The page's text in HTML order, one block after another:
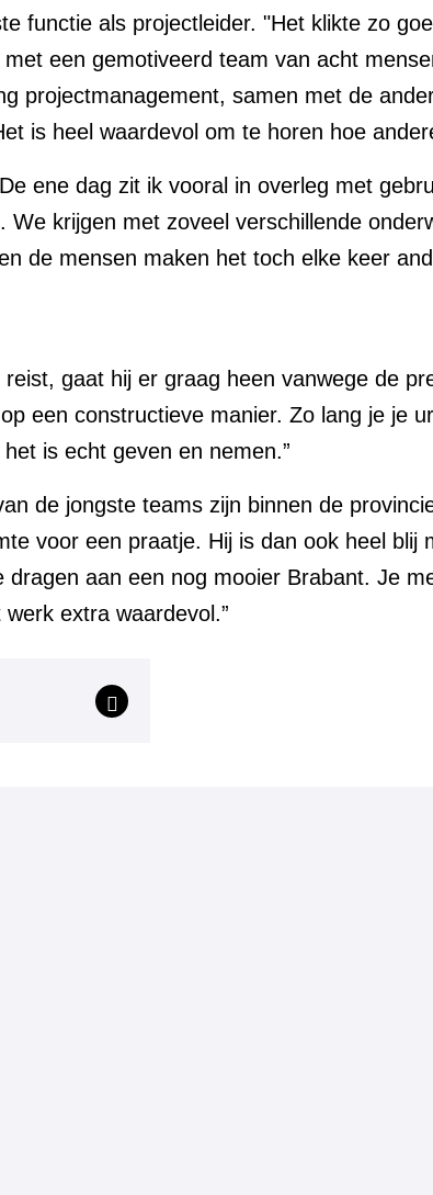
functie als projectleider. "Het klikte zo
een gemotiveerd team van acht
projectmanagement, samen met de
is heel waardevol om te horen hoe
ene dag zit ik vooral in overleg met
krijgen met zoveel verschillende
de mensen maken het toch elke keer
gaat hij er graag heen vanwege de
een constructieve manier. Zo lang je je
is echt geven en nemen.”
de jongste teams zijn binnen de
voor een praatje. Hij is dan ook heel blij
aan een nog mooier Brabant. Je
extra waardevol.”